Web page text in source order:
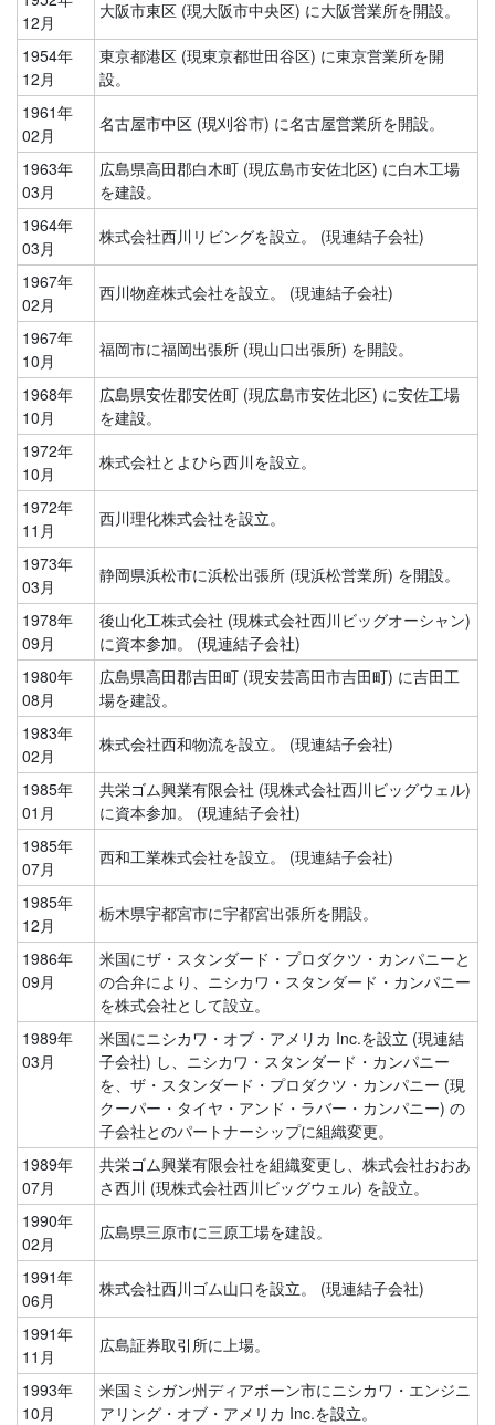
12月
大阪市東区 (現大阪市中央区) に大阪営業所を開設。
1954年
12月
東京都港区 (現東京都世田谷区) に東京営業所を開
設。
1961年
02月
名古屋市中区 (現刈谷市) に名古屋営業所を開設。
1963年
03月
広島県高田郡白木町 (現広島市安佐北区) に白木工場
を建設。
1964年
03月
株式会社西川リビングを設立。 (現連結子会社)
1967年
02月
西川物産株式会社を設立。 (現連結子会社)
1967年
10月
福岡市に福岡出張所 (現山口出張所) を開設。
1968年
10月
広島県安佐郡安佐町 (現広島市安佐北区) に安佐工場
を建設。
1972年
10月
株式会社とよひら西川を設立。
1972年
11月
西川理化株式会社を設立。
1973年
03月
静岡県浜松市に浜松出張所 (現浜松営業所) を開設。
1978年
09月
後山化工株式会社 (現株式会社西川ビッグオーシャン)
に資本参加。 (現連結子会社)
1980年
08月
広島県高田郡吉田町 (現安芸高田市吉田町) に吉田工
場を建設。
1983年
02月
株式会社西和物流を設立。 (現連結子会社)
1985年
01月
共栄ゴム興業有限会社 (現株式会社西川ビッグウェル)
に資本参加。 (現連結子会社)
1985年
07月
西和工業株式会社を設立。 (現連結子会社)
1985年
12月
栃木県宇都宮市に宇都宮出張所を開設。
1986年
09月
米国にザ・スタンダード・プロダクツ・カンパニーと
の合弁により、ニシカワ・スタンダード・カンパニー
を株式会社として設立。
1989年
03月
米国にニシカワ・オブ・アメリカ Inc.を設立 (現連結
子会社) し、ニシカワ・スタンダード・カンパニー
を、ザ・スタンダード・プロダクツ・カンパニー (現
クーパー・タイヤ・アンド・ラバー・カンパニー) の
子会社とのパートナーシップに組織変更。
1989年
07月
共栄ゴム興業有限会社を組織変更し、株式会社おおあ
さ西川 (現株式会社西川ビッグウェル) を設立。
1990年
02月
広島県三原市に三原工場を建設。
1991年
06月
株式会社西川ゴム山口を設立。 (現連結子会社)
1991年
11月
広島証券取引所に上場。
1993年
10月
米国ミシガン州ディアボーン市にニシカワ・エンジニ
アリング・オブ・アメリカ Inc.を設立。